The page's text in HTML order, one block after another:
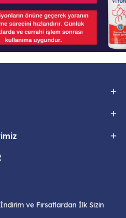
ve Fırsatlardan İlk Sizin